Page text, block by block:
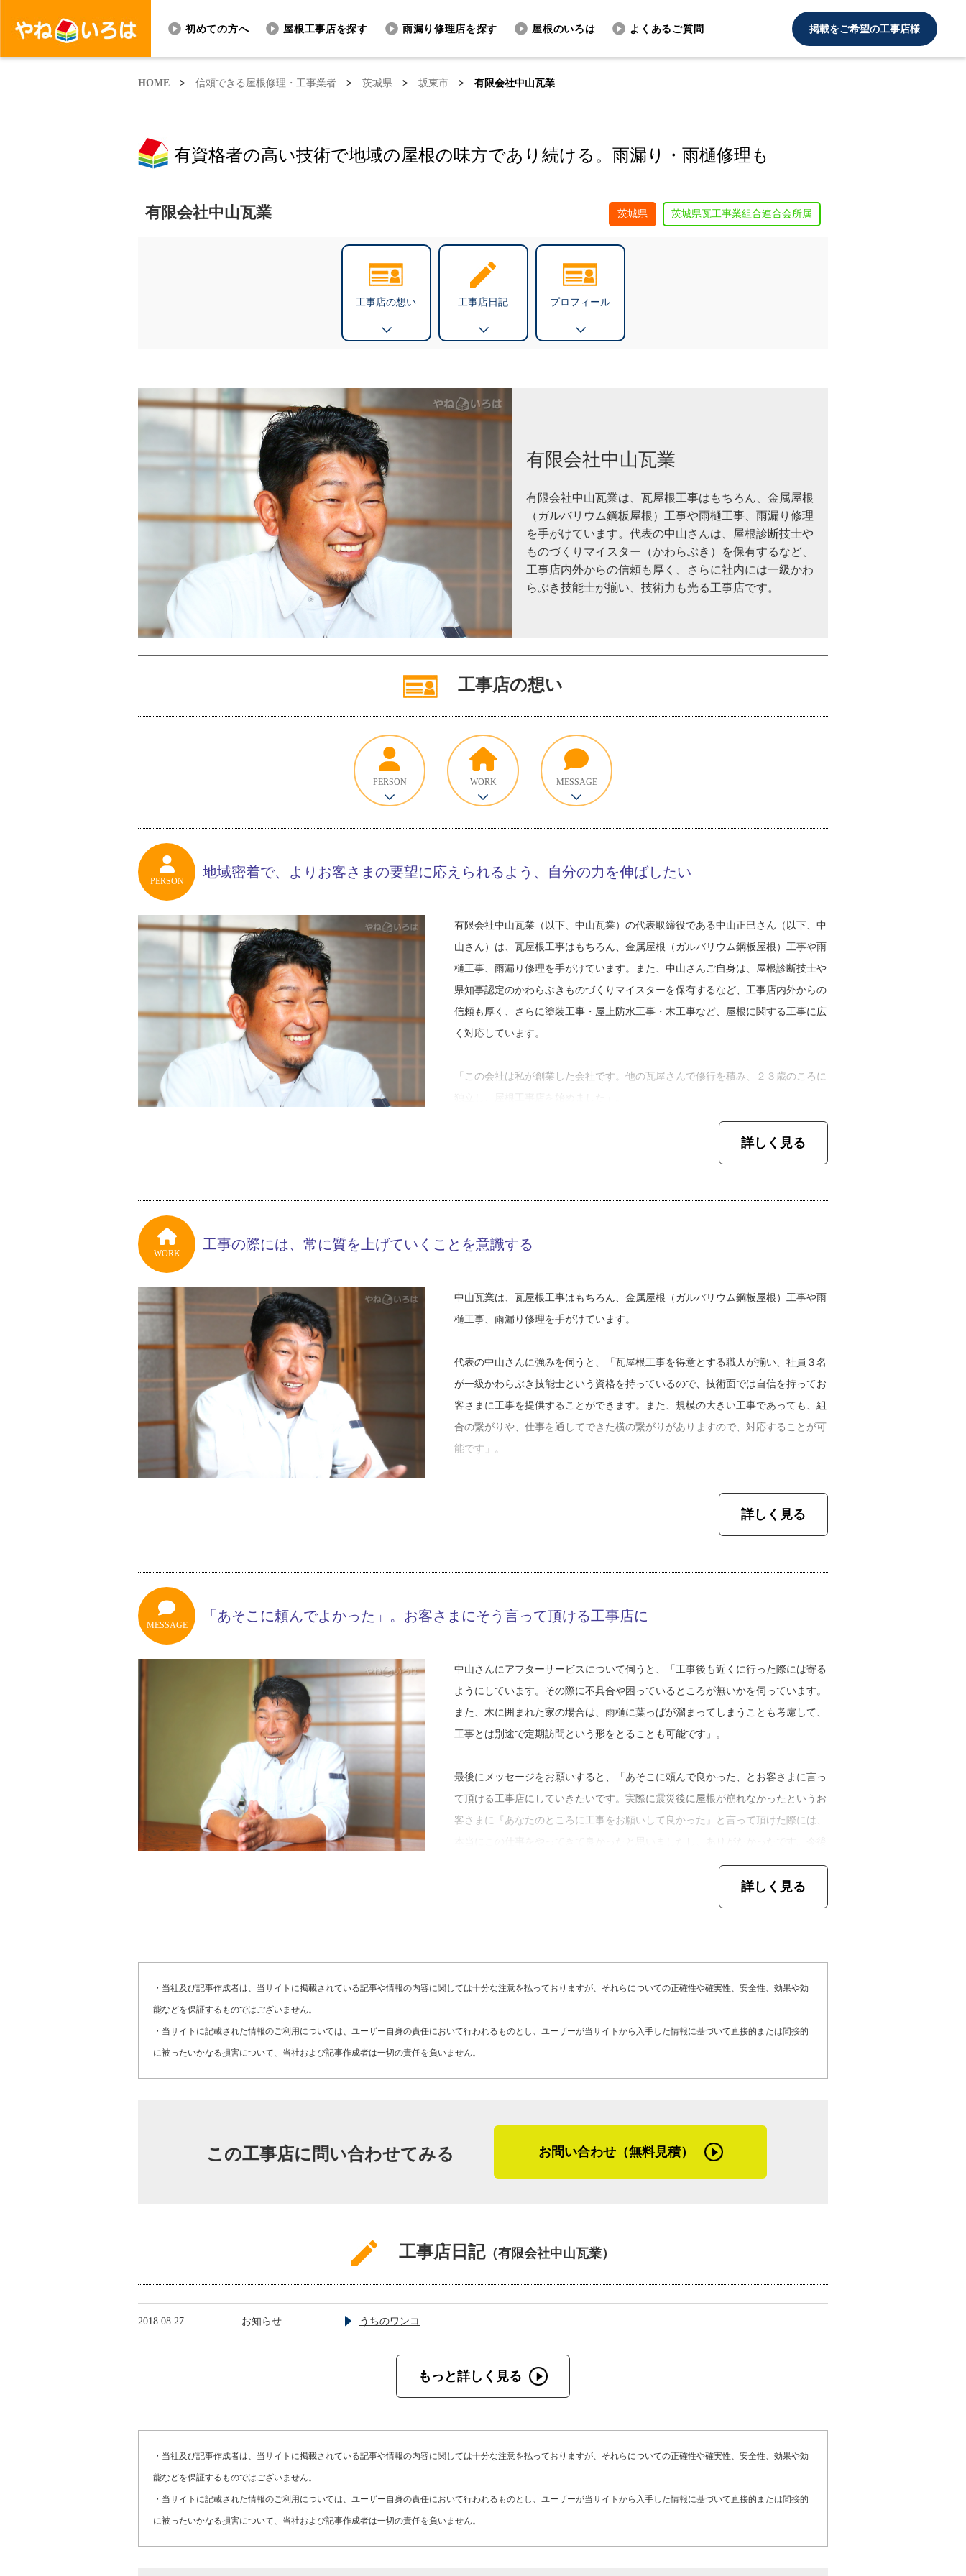
初めての方へ 屋根工事店を探す 雨漏り修理店を探す 屋根のいろは よくあるご質問 掲載をご希望の工事店様
工事店番号 Y08-AZC
HOME > 信頼できる屋根修理・工事業者 > 茨城県 > 坂東市 > 有限会社中山瓦業
有資格者の高い技術で地域の屋根の味方であり続ける。雨漏り・雨樋修理も
有限会社中山瓦業 茨城県 茨城県瓦工事業組合連合会所属
工事店の想い 工事店日記 プロフィール
有限会社中山瓦業
有限会社中山瓦業は、瓦屋根工事はもちろん、金属屋根
（ガルバリウム鋼板屋根）工事や雨樋工事、雨漏り修理
を手がけています。代表の中山さんは、屋根診断技士や
ものづくりマイスター（かわらぶき）を保有するなど、
工事店内外からの信頼も厚く、さらに社内には一級かわ
らぶき技能士が揃い、技術力も光る工事店です。
工事店の想い
PERSON WORK MESSAGE
PERSON
地域密着で、よりお客さまの要望に応えられるよう、自分の力を伸ばしたい
有限会社中山瓦業（以下、中山瓦業）の代表取締役である中山正巳さん（以下、中
山さん）は、瓦屋根工事はもちろん、金属屋根（ガルバリウム鋼板屋根）工事や雨
樋工事、雨漏り修理を手がけています。また、中山さんご自身は、屋根診断技士や
県知事認定のかわらぶきものづくりマイスターを保有するなど、工事店内外からの
信頼も厚く、さらに塗装工事・屋上防水工事・木工事など、屋根に関する工事に広
く対応しています。
「この会社は私が創業した会社です。他の瓦屋さんで修行を積み、２３歳のころに
こう話をしてくれた中山さんに、幼いころから現在に至るまでのお話を伺いまし
したね。今思えば、礼儀やマナーなどの実践の場でしたので、社会に出てから役に
ているので、その時の友人の存在は、今の自分の刺激になっていますね」。
そして高校に入学するも、中退を決めた中山さん。しかし、ここが人生の転機とな
「中退をした分、同年代のみんなには負けたくないという気持ちが強くなりまし
た。自分はみんなと同じように会社には入れないかもしれないけれど、手に職をつ
けて進むしかないと思ったのです」。そして決意を新たに中山さんは進み始めま
す。
に、「手を動かしてものを作るのが好きだ」と自覚するようになったそう。そんな
ることにしました。これが屋根工事に携わるきっかけとなりました」。
その当時を中山さんはこう振り返ります。
ですが、仕事の指導の面で悩みました。しかし、年上の方に敬意を払いつつも、自
分が舵を切って仕事を進めるということは、自分にとっては非常に勉強になりまし
し、アドバイスを頂けたことはありがたかったです。その時に、親方が言っていた
のが、『勘違いするなよ』ということでした。『お客さまがお金を払って下さるか
仕事はあるけれども人手が足らず、体力的にも厳しいこともあったそう。そこで職
人さんを社員として採用し、それ以来ともに仕事をしています。
そんな中山さんに今後の展望を伺うと、「地域密着の工事をしていくためにも、自
社で対応できる仕事の幅を広げていきたい」と話してくれました。
詳しく見る
WORK
工事の際には、常に質を上げていくことを意識する
中山瓦業は、瓦屋根工事はもちろん、金属屋根（ガルバリウム鋼板屋根）工事や雨
樋工事、雨漏り修理を手がけています。
代表の中山さんに強みを伺うと、「瓦屋根工事を得意とする職人が揃い、社員３名
が一級かわらぶき技能士という資格を持っているので、技術面では自信を持ってお
客さまに工事を提供することができます。また、規模の大きい工事であっても、組
合の繋がりや、仕事を通してできた横の繋がりがありますので、対応することが可
能です」。
次に仕事に対する価値観を伺うと、「まず第一に、仕事があるのは当たり前ではな
い。お客さまに生かされているのだから、感謝の気持ちが無いと良い仕事はできな
い。これは、以前勤めていた工事店の親方が教えてくれたことで、今でも意識して
ならないと、気が引き締まりました」。
また、工事の際に心がけていることを伺うと、「周りの方に気を遣うというところ
ですね。工事をする前に近所の方への挨拶をすること。そして工事中の音。その中
でも祝日の工事の際は、お休みの方もいらっしゃると思うので、可能な限り朝は音
の出ない仕事をし、日中に音の出る仕事をするように心がけています。また、家の
を、なるべく下で終わらせるように気をつけています。また、一緒に工事を行って
くれる工事店の方の仕事がスムーズに進むように、車の駐車の仕方など直接工事と
は関係のない部分も配慮しています」。
因としてあるのが、サッシ部分からの雨漏り、瓦の割れなどです。あとは瓦や建物
一つひとつ検証していきます。また、すぐに原因が判明するというケースは滅多に
ないため、可能性が低い要因からつぶしていき、原因を断定していくようにしてい
さらに、中山瓦業のある茨城県の地域の特性を伺うと、「この辺りは東日本大震災
溜まりにくいような施工を考えています」。
な施工がお客さまのためになるのか。そして、いつ起こるか分からない今後の自然
災害が起こっても、お客さまを守れるための施工を追求し続ける姿勢が印象的でし
詳しく見る
MESSAGE
「あそこに頼んでよかった」。お客さまにそう言って頂ける工事店に
中山さんにアフターサービスについて伺うと、「工事後も近くに行った際には寄る
ようにしています。その際に不具合や困っているところが無いかを伺っています。
また、木に囲まれた家の場合は、雨樋に葉っぱが溜まってしまうことも考慮して、
工事とは別途で定期訪問という形をとることも可能です」。
最後にメッセージをお願いすると、「あそこに頼んで良かった、とお客さまに言っ
て頂ける工事店にしていきたいです。実際に震災後に屋根が崩れなかったというお
客さまに『あなたのところに工事をお願いして良かった』と言って頂けた際には、
もお客さまに安心していただけるよう、一つひとつの工事を一生懸命やっていきま
（２０２２年９月加筆修正）
詳しく見る
・当社及び記事作成者は、当サイトに掲載されている記事や情報の内容に関しては十分な注意を払っておりますが、それらについての正確性や確実性、安全性、効果や効
能などを保証するものではございません。
・当サイトに記載された情報のご利用については、ユーザー自身の責任において行われるものとし、ユーザーが当サイトから入手した情報に基づいて直接的または間接的
に被ったいかなる損害について、当社および記事作成者は一切の責任を負いません。
この工事店に問い合わせてみる お問い合わせ（無料見積）
工事店日記（有限会社中山瓦業）
2018.08.27 お知らせ うちのワンコ
もっと詳しく見る
・当社及び記事作成者は、当サイトに掲載されている記事や情報の内容に関しては十分な注意を払っておりますが、それらについての正確性や確実性、安全性、効果や効
能などを保証するものではございません。
・当サイトに記載された情報のご利用については、ユーザー自身の責任において行われるものとし、ユーザーが当サイトから入手した情報に基づいて直接的または間接的
に被ったいかなる損害について、当社および記事作成者は一切の責任を負いません。